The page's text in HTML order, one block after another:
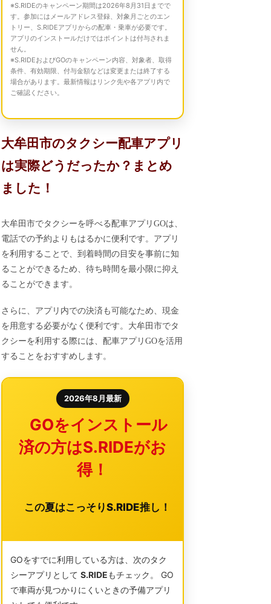
※S.RIDEのキャンペーン期間は2026年8月31日までで
す。参加にはメールアドレス登録、対象月ごとのエン
トリー、S.RIDEアプリからの配車・乗車が必要です。
アプリのインストールだけではポイントは付与されま
せん。
※S.RIDEおよびGOのキャンペーン内容、対象者、取得
条件、有効期限、付与金額などは変更または終了する
場合があります。最新情報はリンク先や各アプリ内で
ご確認ください。
大牟田市のタクシー配車アプリ
は実際どうだったか？まとめ
ました！
大牟田市でタクシーを呼べる配車アプリGOは、
電話での予約よりもはるかに便利です。アプリ
を利用することで、到着時間の目安を事前に知
ることができるため、待ち時間を最小限に抑え
ることができます。
さらに、アプリ内での決済も可能なため、現金
を用意する必要がなく便利です。大牟田市でタ
クシーを利用する際には、配車アプリGOを活用
することをおすすめします。
2026年8月最新
GOをインストール
済の方はS.RIDEがお
得！
この夏はこっそりS.RIDE推し！
GOをすでに利用している方は、次のタク
シーアプリとしてS.RIDEもチェック。 GO
で車両が見つかりにくいときの予備アプリ